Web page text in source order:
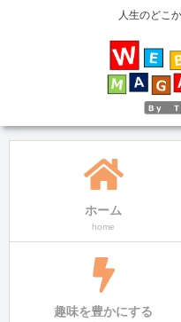
人生のどこ
ホーム
home
趣味を豊かにする